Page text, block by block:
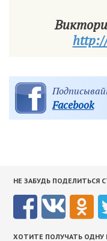
Facebook
НЕ ЗАБУДЬ ПОДЕЛИТЬСЯ
ХОТИТЕ ПОЛУЧАТЬ ОДНУ